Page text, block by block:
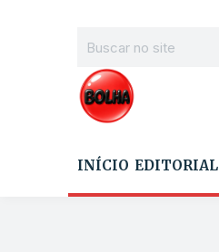
INÍCIO EDITORIAL